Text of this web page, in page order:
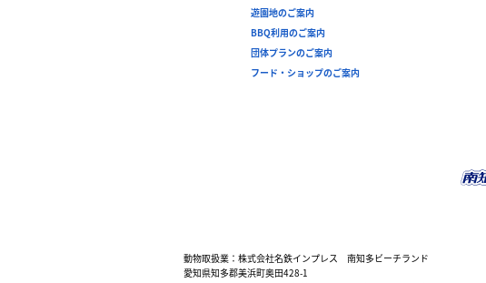
遊園地のご案内
BBQ利用のご案内
団体プランのご案内
フード・ショップのご案内
動物取扱業：株式会社名鉄インプレス 南知多ビーチランド
愛知県知多郡美浜町奥田428-1